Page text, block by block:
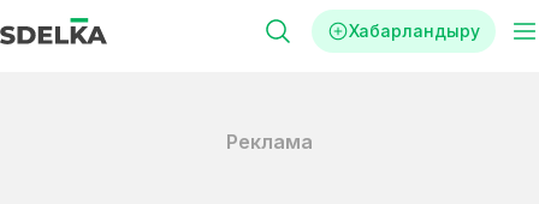
Хабарландыру
Реклама